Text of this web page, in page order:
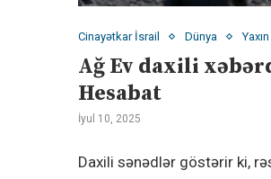
Cinayətkar İsrail Dünya
Ağ Ev daxili
Hesabat
İyul 10, 2025
Daxili sənədlər göstərir ki,